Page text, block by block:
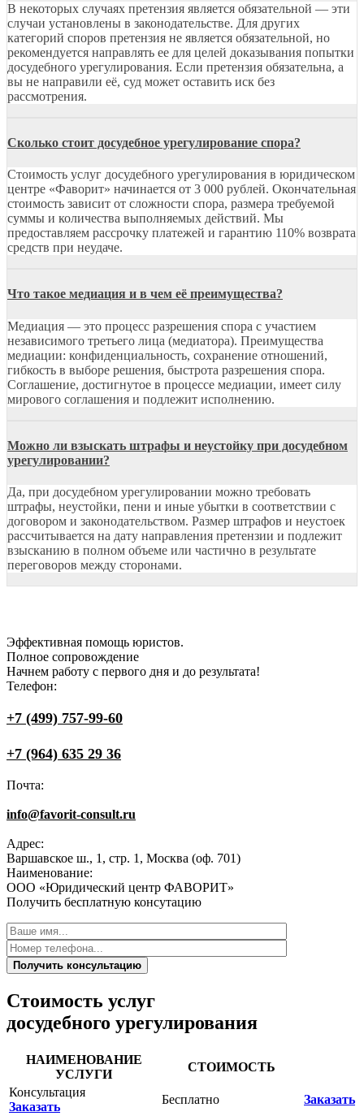
В некоторых случаях претензия является обязательной — эти
случаи установлены в законодательстве. Для других
категорий споров претензия не является обязательной, но
рекомендуется направлять ее для целей доказывания попытки
досудебного урегулирования. Если претензия обязательна, а
вы не направили её, суд может оставить иск без
рассмотрения.
Сколько стоит досудебное урегулирование спора?
Стоимость услуг досудебного урегулирования в юридическом
центре «Фаворит» начинается от 3 000 рублей. Окончательная
стоимость зависит от сложности спора, размера требуемой
суммы и количества выполняемых действий. Мы
предоставляем рассрочку платежей и гарантию 110% возврата
средств при неудаче.
Что такое медиация и в чем её преимущества?
Медиация — это процесс разрешения спора с участием
независимого третьего лица (медиатора). Преимущества
медиации: конфиденциальность, сохранение отношений,
гибкость в выборе решения, быстрота разрешения спора.
Соглашение, достигнутое в процессе медиации, имеет силу
мирового соглашения и подлежит исполнению.
Можно ли взыскать штрафы и неустойку при досудебном
урегулировании?
Да, при досудебном урегулировании можно требовать
штрафы, неустойки, пени и иные убытки в соответствии с
договором и законодательством. Размер штрафов и неустоек
рассчитывается на дату направления претензии и подлежит
взысканию в полном объеме или частично в результате
переговоров между сторонами.
Эффективная помощь юристов.
Полное сопровождение
Начнем работу с первого дня и до результата!
Телефон:
+7 (499) 757-99-60
+7 (964) 635 29 36
Почта:
info@favorit-consult.ru
Адрес:
Варшавское ш., 1, стр. 1, Москва (оф. 701)
Наименование:
ООО «Юридический центр ФАВОРИТ»
Получить бесплатную консутацию
Получить консультацию
Стоимость услуг
досудебного урегулирования
НАИМЕНОВАНИЕ
УСЛУГИ
СТОИМОСТЬ
Консультация
Заказать
Бесплатно
Заказать